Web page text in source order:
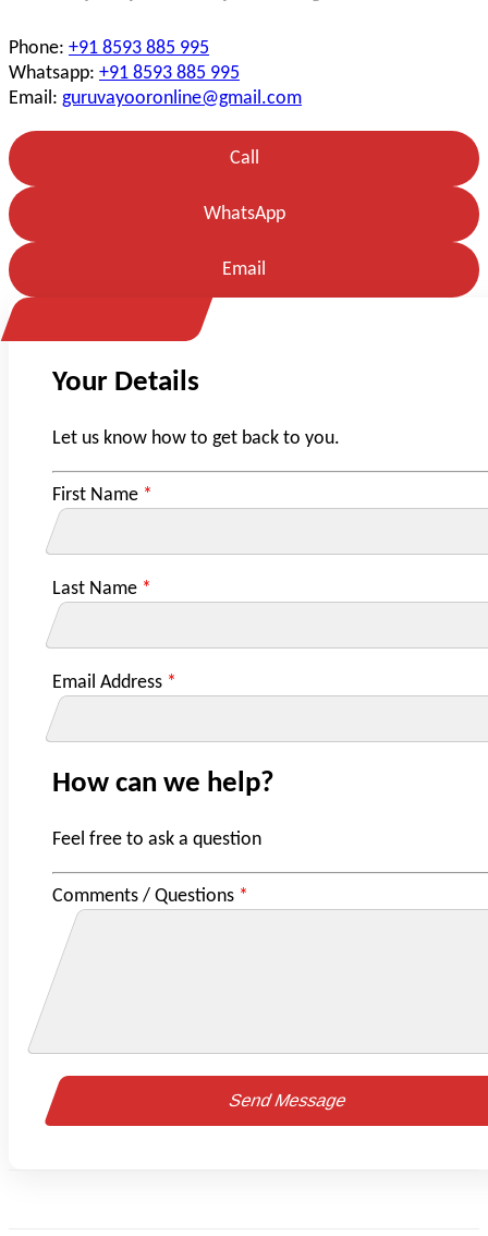
Phone: +91 8593 885 995
Whatsapp: +91 8593 885 995
Email: guruvayooronline@gmail.com
Call
WhatsApp
Email
Your Details
Let us know how to get back to you.
First Name *
Last Name *
Email Address *
How can we help?
Feel free to ask a question
Comments / Questions *